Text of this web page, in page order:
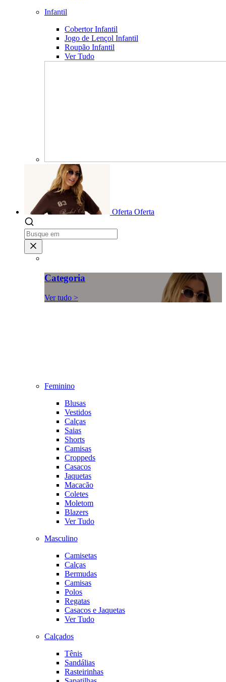
Infantil
Cobertor Infantil
Jogo de Lençol Infantil
Roupão Infantil
Ver Tudo
Oferta Oferta
Categoria
Ver tudo >
Feminino
Blusas
Vestidos
Calças
Saias
Shorts
Camisas
Croppeds
Casacos
Jaquetas
Macacão
Coletes
Moletom
Blazers
Ver Tudo
Masculino
Camisetas
Calças
Bermudas
Camisas
Polos
Regatas
Casacos e Jaquetas
Ver Tudo
Calçados
Tênis
Sandálias
Rasteirinhas